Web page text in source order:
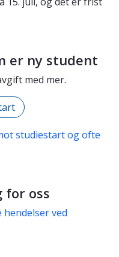
er ny student
med mer.
studiestart og ofte
for oss
hendelser ved